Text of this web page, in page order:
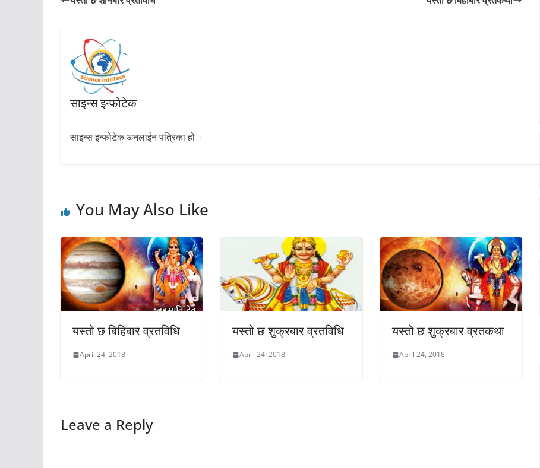
साइन्स इन्फोटेक
साइन्स इन्फोटेक अनलाईन पत्रिका हो ।
You May Also Like
यस्तो छ बिहिबार व्रतविधि
April 24, 2018
यस्तो छ शुक्रबार व्रतविधि
April 24, 2018
यस्तो छ शुक्रबार व्रतकथा
April 24, 2018
Leave a Reply